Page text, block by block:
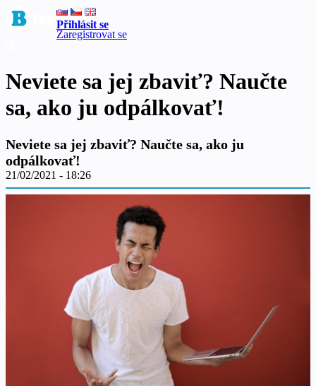
Přihlásit se
Zaregistrovat se
Neviete sa jej zbaviť? Naučte
sa, ako ju odpálkovať!
Neviete sa jej zbaviť? Naučte sa, ako ju
odpálkovať!
21/02/2021 - 18:26